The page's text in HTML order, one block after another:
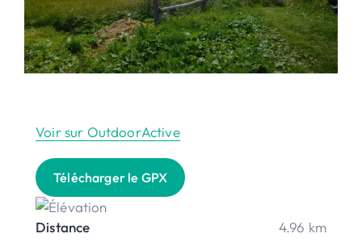
Voir sur OutdoorActive
Télécharger le GPX
Distance
4.96 km